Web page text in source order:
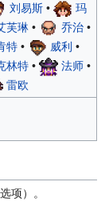
刘易斯•
玛
芙琳• 乔治•
特• 威利 •
林特• 法师•
雷欧
项）。